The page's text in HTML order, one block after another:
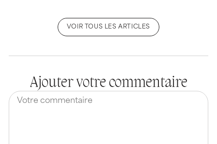
VOIR TOUS LES ARTICLES
Ajouter votre commentaire